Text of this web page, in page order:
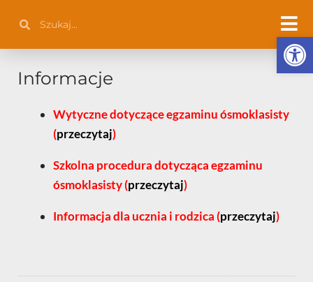
treści
Informacje
Wytyczne dotyczące egzaminu ósmoklasisty
(przeczytaj)
Szkolna procedura dotycząca egzaminu
ósmoklasisty (przeczytaj)
Informacja dla ucznia i rodzica (przeczytaj)